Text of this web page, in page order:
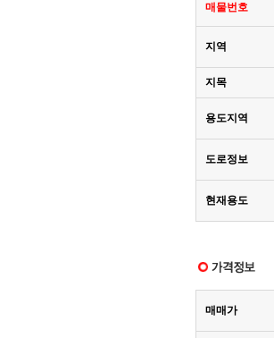
매물번호
지역
지목
용도지역
도로정보
현재용도
매매가